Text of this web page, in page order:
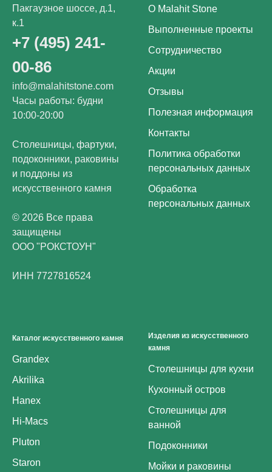
Пакгаузное шоссе, д.1,
к.1
+7 (495) 241-
00-86
info@malahitstone.com
Часы работы: будни
10:00-20:00
Столешницы, фартуки,
подоконники, раковины
и поддоны из
искусственного камня
© 2026 Все права
защищены
ООО "РОКСТОУН"
ИНН 7727816524
О Malahit Stone
Выполненные проекты
Сотрудничество
Акции
Отзывы
Полезная информация
Контакты
Политика обработки
персональных данных
Обработка
персональных данных
Каталог искусственного камня
Grandex
Akrilika
Hanex
Hi-Macs
Pluton
Staron
Изделия из искусственного
камня
Столешницы для кухни
Кухонный остров
Столешницы для
ванной
Подоконники
Мойки и раковины